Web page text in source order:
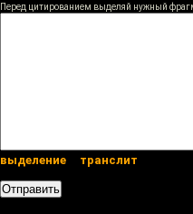
Перед цитированием выделяй нужный
выделение транслит